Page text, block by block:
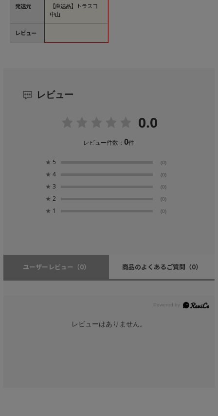
発送元
レビュー
【直送品】トラスコ
中山
レビュー
0.0
レビュー件数：0件
★ 5 (0)
★ 4 (0)
★ 3 (0)
★ 2 (0)
★ 1 (0)
ユーザーレビュー （0） 商品のよくあるご質問 （0）
レビューはありません。